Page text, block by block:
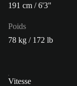
191 cm / 6'3"
Poids
78 kg / 172 lb
Vitesse